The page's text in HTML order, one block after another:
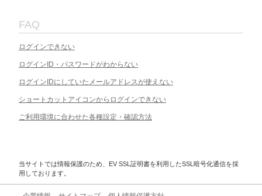
FAQ
ログインできない
ログインID・パスワードがわからない
ログインIDにしていたメールアドレスが使えない
ショートカットアイコンからログインできない
ご利用環境に合わせた各種設定・確認方法
当サイトでは情報保護のため、EV SSL証明書を利用したSSL暗号化通信を採
用しております。